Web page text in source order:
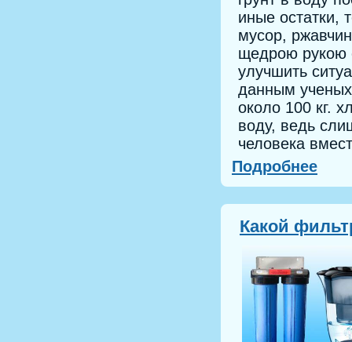
иные остатки,
мусор,
щедрою рукою
улучшить
данным
около 100 кг.
воду, ведь
человека
Подробнее
Какой